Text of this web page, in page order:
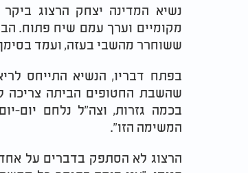
נשיא המדינה יצחק הרצוג
מקומיים וערך עמם שיח פתוח.
ששוחרר מהשבי בעזה, ועמד
בפתח דבריו, הנשיא התייחס
שהשבת החטופים הביתה צריכה
בכמה גזרות, וצה"ל נלחם יום-
המשימה הזו".
הרצוג לא הסתפק בדברים על